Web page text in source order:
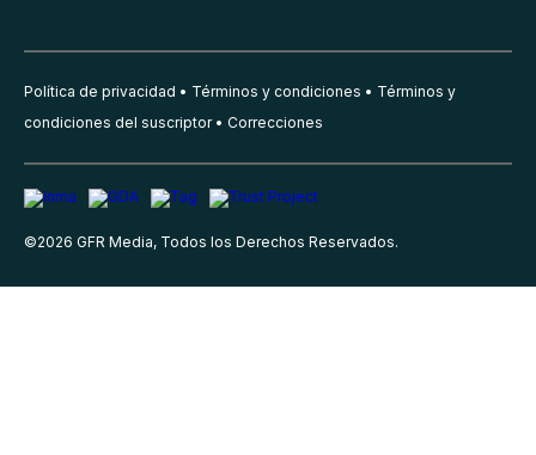
Política de privacidad Términos y condiciones
Términos y
condiciones del suscriptor
Correcciones
©2026 GFR Media, Todos los Derechos Reservados.